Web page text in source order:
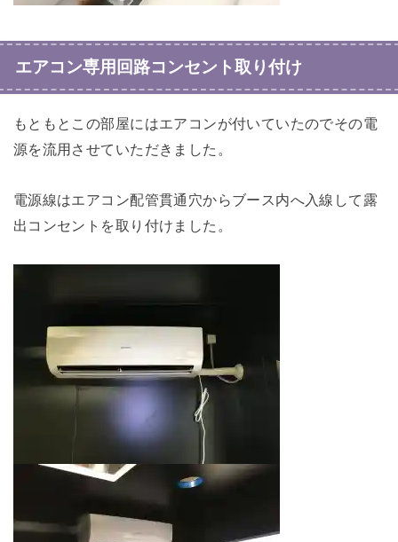
エアコン専用回路コンセント取り付け
もともとこの部屋にはエアコンが付いていたのでその電
源を流用させていただきました。
電源線はエアコン配管貫通穴からブース内へ入線して露
出コンセントを取り付けました。